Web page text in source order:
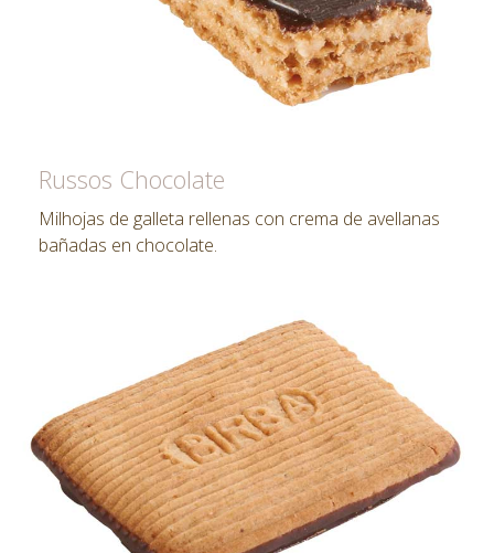
Russos Chocolate
Milhojas de galleta rellenas con crema de avellanas
bañadas en chocolate.